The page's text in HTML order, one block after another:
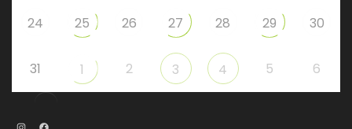
24 25 26 27 28 29 30
31 1 2 3 4 5 6